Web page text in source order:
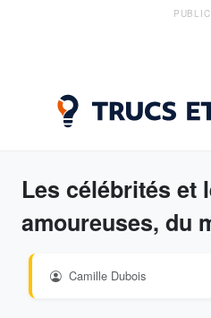
Les célébrités et
amoureuses, du
Camille Dubois